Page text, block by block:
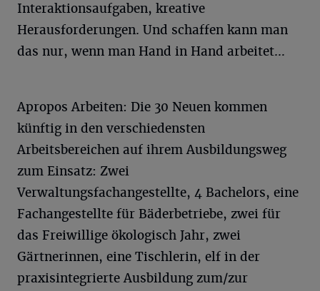
Interaktionsaufgaben, kreative
Herausforderungen. Und schaffen kann man
das nur, wenn man Hand in Hand arbeitet…
Apropos Arbeiten: Die 30 Neuen kommen
künftig in den verschiedensten
Arbeitsbereichen auf ihrem Ausbildungsweg
zum Einsatz: Zwei
Verwaltungsfachangestellte, 4 Bachelors, eine
Fachangestellte für Bäderbetriebe, zwei für
das Freiwillige ökologisch Jahr, zwei
Gärtnerinnen, eine Tischlerin, elf in der
praxisintegrierte Ausbildung zum/zur